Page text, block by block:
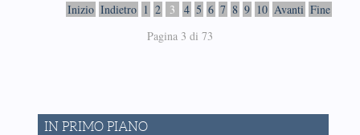
Inizio Indietro 1 2 3 4 5 6 7 8 9 10 Avanti Fine
Pagina 3 di 73
IN PRIMO PIANO